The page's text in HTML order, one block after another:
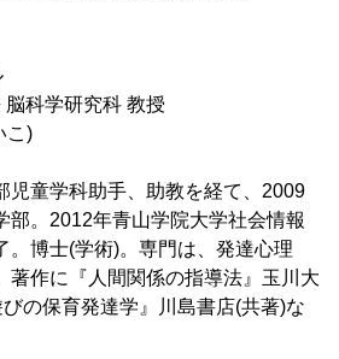
科学研究科 教授
こ)
児童学科助手、助教を経て、2009
部。2012年青山学院大学社会情報
。博士(学術)。専門は、発達心理
著作に『人間関係の指導法』玉川大
の保育発達学』川島書店(共著)な